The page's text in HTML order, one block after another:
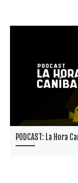
PODCAST: La Hora